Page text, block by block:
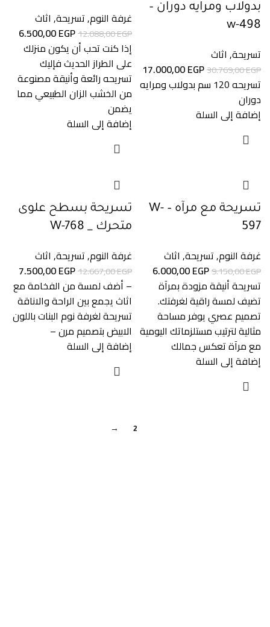
بدولاب ومرايه دوران –
w-498
تسريحة, اثاث
30.769,00EGP
17.000,00EGP
تسريحه 120 سم بدولاب ومرايه
دوران
إضافة إلى السلة
غرفة النوم,تسريحة, اثاث
12.088,00EGP
6.500,00EGP
إذا كنت تحب أن يكون منزلك
على الطراز الحديث فإليك
تسريحه رائعة وأنيقة مصنوعة
من الخشب الزان الطبيعي مما
يضمن
إضافة إلى السلة
تسريحة مع مرآه – W-
597
غرفة النوم,تسريحة, اثاث
9.150,00EGP
6.000,00EGP
تسريحة أنيقة مزودة بمرآة
تضيف لمسة راقية لغرفتك.
تصميم عصري يوفر مساحة
مثالية لترتيب مستلزماتك اليومية
مع مرآة تعكس جمالك
إضافة إلى السلة
تسريحة بسطح علوى
متحرك _ W-768
غرفة النوم,تسريحة, اثاث
12.667,00EGP
7.500,00EGP
– أضف لمسة من الفخامة مع
اثاث يجمع بين الراحة والاناقة
تسريحة لغرفة نوم البنات باللون
الابيض بتصميم مرن –
إضافة إلى السلة
2
→